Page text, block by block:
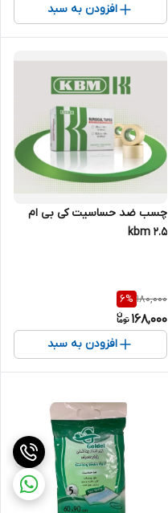
افزودن به سبد
چسب ضد حساسیت کی بی ام
kbm 2.5
180,000
6%
168,000
افزودن به سبد